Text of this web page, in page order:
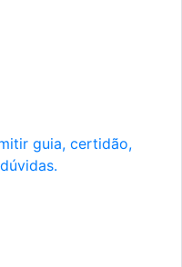
guia, certidão,